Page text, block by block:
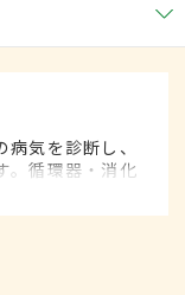
気を診断し、
。循環器・消化
わたります。